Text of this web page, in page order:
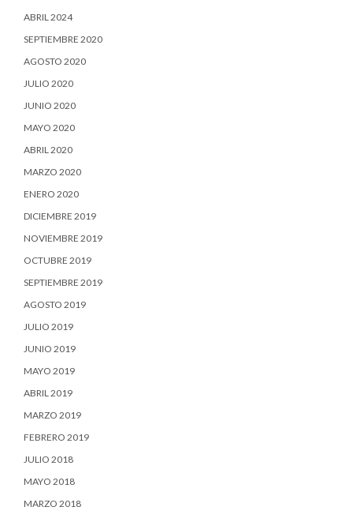
ABRIL 2024
SEPTIEMBRE 2020
AGOSTO 2020
JULIO 2020
JUNIO 2020
MAYO 2020
ABRIL 2020
MARZO 2020
ENERO 2020
DICIEMBRE 2019
NOVIEMBRE 2019
OCTUBRE 2019
SEPTIEMBRE 2019
AGOSTO 2019
JULIO 2019
JUNIO 2019
MAYO 2019
ABRIL 2019
MARZO 2019
FEBRERO 2019
JULIO 2018
MAYO 2018
MARZO 2018